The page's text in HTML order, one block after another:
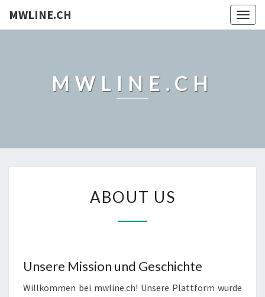
MWLINE.CH
MWLINE.CH
US
ABOUT US
Unsere Mission und Geschichte
Willkommen bei mwline.ch! Unsere Plattform wurde